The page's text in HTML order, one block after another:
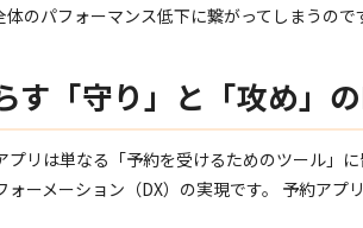
のパフォーマンス低下に繋がってしまうので
す「守り」と「攻め」
プリは単なる「予約を受けるためのツール」
ーメーション（DX）の実現です。 予約ア